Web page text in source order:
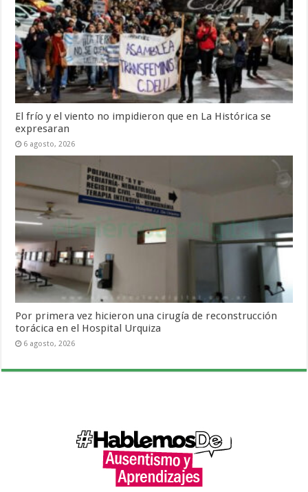
El frío y el viento no impidieron que en La Histórica se
expresaran
6 agosto, 2026
Por primera vez hicieron una cirugía de reconstrucción
torácica en el Hospital Urquiza
6 agosto, 2026